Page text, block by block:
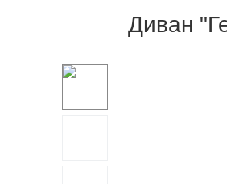
Диван